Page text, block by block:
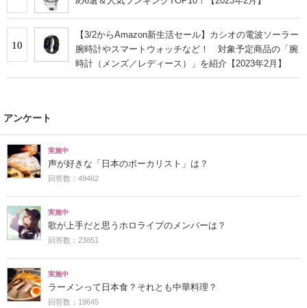
10
【3/2からAmazon新生活セール】カシオの電波ソーラー
腕時計やスマートウォッチなど！ 対象予定商品の「腕
時計（メンズ／レディース）」を紹介【2023年2月】
アンケート
実施中
声が好きな「日本のボーカリスト」は？
回答数：49462
実施中
歌が上手だと思うホロライブのメンバーは？
回答数：23851
実施中
ラーメンって日本食？それとも中華料理？
回答数：19645